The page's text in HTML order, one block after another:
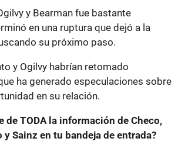
y Bearman fue bastante
en una ruptura que dejó a la
su próximo paso.
y Ogilvy habrían retomado
ha generado especulaciones sobre
en su relación.
de TODA la información de Checo,
Sainz en tu bandeja de entrada?